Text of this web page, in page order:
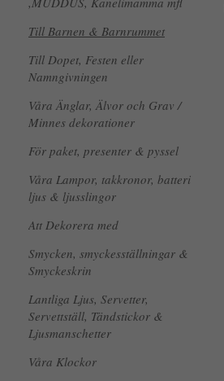
Till Barnen & Barnrummet
Till Dopet, Festen eller
Namngivningen
Våra Änglar, Älvor och Grav /
Minnes dekorationer
För paket, presenter & pyssel
Våra Lampor, takkronor, batteri
ljus & ljusslingor
Att Dekorera med
Smycken, smyckesställningar &
Smyckeskrin
Lantliga Ljus, Servetter,
Servettställ, Tändstickor &
Ljusmanschetter
Våra Klockor